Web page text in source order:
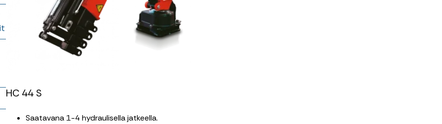
HC 44 S
Saatavana 1-4 hydraulisella jatkeella.